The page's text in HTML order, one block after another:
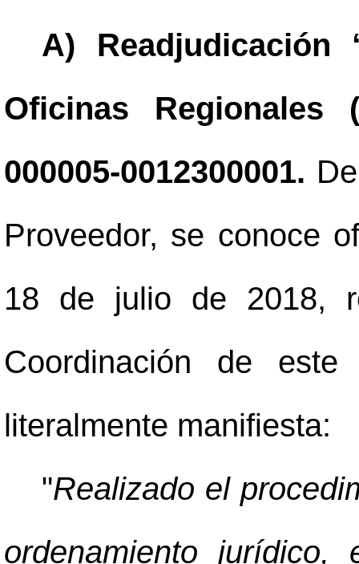
A) Readjudicación
Oficinas Regionales
000005-0012300001.
Proveedor, se conoce
18 de julio de 2018,
Coordinación de
literalmente manifiesta:
"Realizado el
ordenamiento jurídico,